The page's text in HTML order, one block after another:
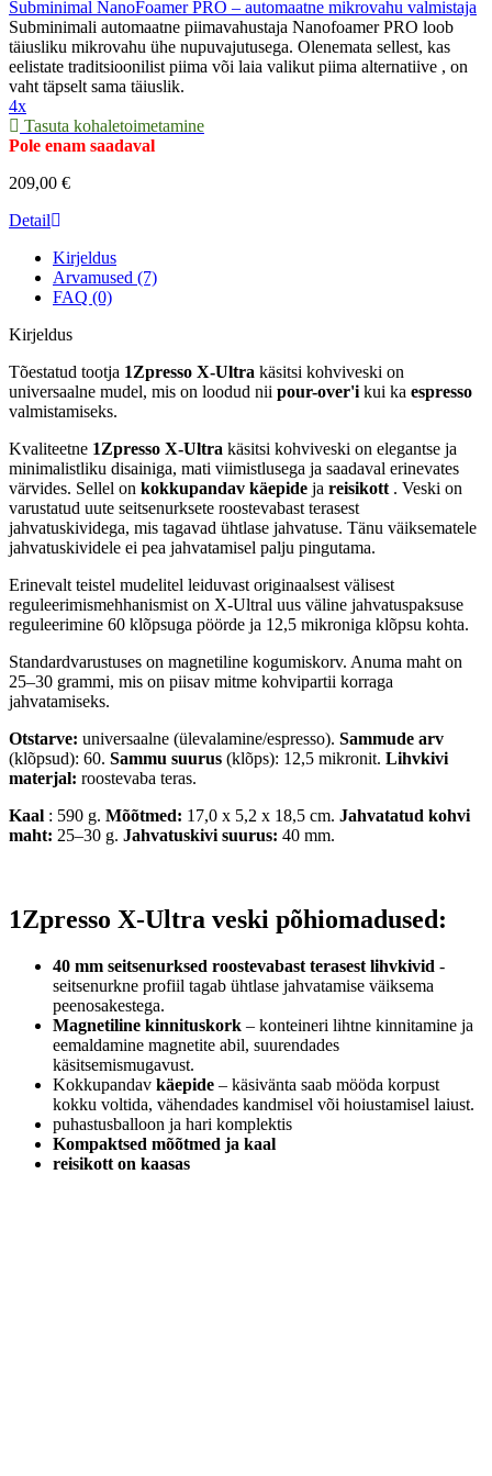
Subminimal NanoFoamer PRO – automaatne mikrovahu valmistaja
Subminimali automaatne piimavahustaja Nanofoamer PRO loob
täiusliku mikrovahu ühe nupuvajutusega. Olenemata sellest, kas
eelistate traditsioonilist piima või laia valikut piima alternatiive , on
vaht täpselt sama täiuslik.
4x
Tasuta kohaletoimetamine
Pole enam saadaval
209,00 €
Detail
Kirjeldus
Arvamused (7)
FAQ (0)
Kirjeldus
Tõestatud tootja 1Zpresso X-Ultra käsitsi kohviveski on
universaalne mudel, mis on loodud nii pour-over'i kui ka espresso
valmistamiseks.
Kvaliteetne 1Zpresso X-Ultra käsitsi kohviveski on elegantse ja
minimalistliku disainiga, mati viimistlusega ja saadaval erinevates
värvides. Sellel on kokkupandav käepide ja reisikott . Veski on
varustatud uute seitsenurksete roostevabast terasest
jahvatuskividega, mis tagavad ühtlase jahvatuse. Tänu väiksematele
jahvatuskividele ei pea jahvatamisel palju pingutama.
Erinevalt teistel mudelitel leiduvast originaalsest välisest
reguleerimismehhanismist on X-Ultral uus väline jahvatuspaksuse
reguleerimine 60 klõpsuga pöörde ja 12,5 mikroniga klõpsu kohta.
Standardvarustuses on magnetiline kogumiskorv. Anuma maht on
25–30 grammi, mis on piisav mitme kohvipartii korraga
jahvatamiseks.
Otstarve: universaalne (ülevalamine/espresso). Sammude arv
(klõpsud): 60. Sammu suurus (klõps): 12,5 mikronit. Lihvkivi
materjal: roostevaba teras.
Kaal : 590 g. Mõõtmed: 17,0 x 5,2 x 18,5 cm. Jahvatatud kohvi
maht: 25–30 g. Jahvatuskivi suurus: 40 mm.
1Zpresso X-Ultra veski põhiomadused:
40 mm seitsenurksed roostevabast terasest lihvkivid -
seitsenurkne profiil tagab ühtlase jahvatamise väiksema
peenosakestega.
Magnetiline kinnituskork – konteineri lihtne kinnitamine ja
eemaldamine magnetite abil, suurendades
käsitsemismugavust.
Kokkupandav käepide – käsivänta saab mööda korpust
kokku voltida, vähendades kandmisel või hoiustamisel laiust.
puhastusballoon ja hari komplektis
Kompaktsed mõõtmed ja kaal
reisikott on kaasas